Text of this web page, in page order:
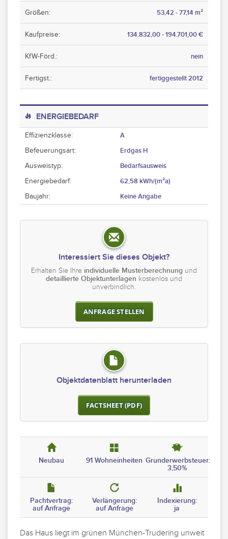
Größen: 53,42 - 77,14 m²
Kaufpreise: 134.832,00 - 194.701,00 €
KfW-Förd.: nein
Fertigst.: fertiggestellt 2012
ENERGIEBEDARF
Effizienzklasse:
A
Befeuerungsart:
Erdgas H
Ausweistyp:
Bedarfsausweis
Energiebedarf:
62,58 kWh/(m²a)
Baujahr:
Keine Angabe
Interessiert Sie dieses Objekt?
Erhalten Sie Ihre individuelle Musterberechnung und
detaillierte Objektunterlagen kostenlos und
unverbindlich.
ANFRAGE STELLEN
Objektdatenblatt herunterladen
FACTSHEET (PDF)
Neubau 91 Wohneinheiten Grunderwerbsteuer:
3,50%
Pachtvertrag:
auf Anfrage
Verlängerung:
auf Anfrage
Indexierung:
ja
Das Haus liegt im grünen München-Trudering unweit